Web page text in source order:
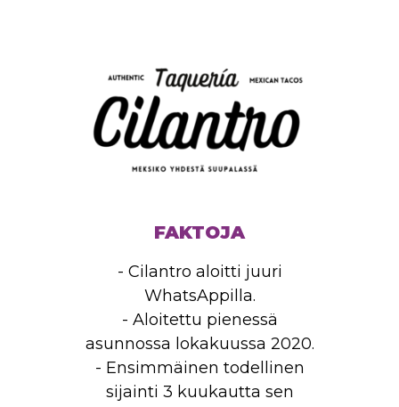
FAKTOJA
- Cilantro aloitti juuri
WhatsAppilla.
- Aloitettu pienessä
asunnossa lokakuussa 2020.
- Ensimmäinen todellinen
sijainti 3 kuukautta sen